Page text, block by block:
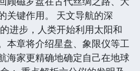
关键作用。 天文导航的深
进步，人类开始利用太阳和
本章将介绍星盘、象限仪等工
海家更精确地确定自己在地球